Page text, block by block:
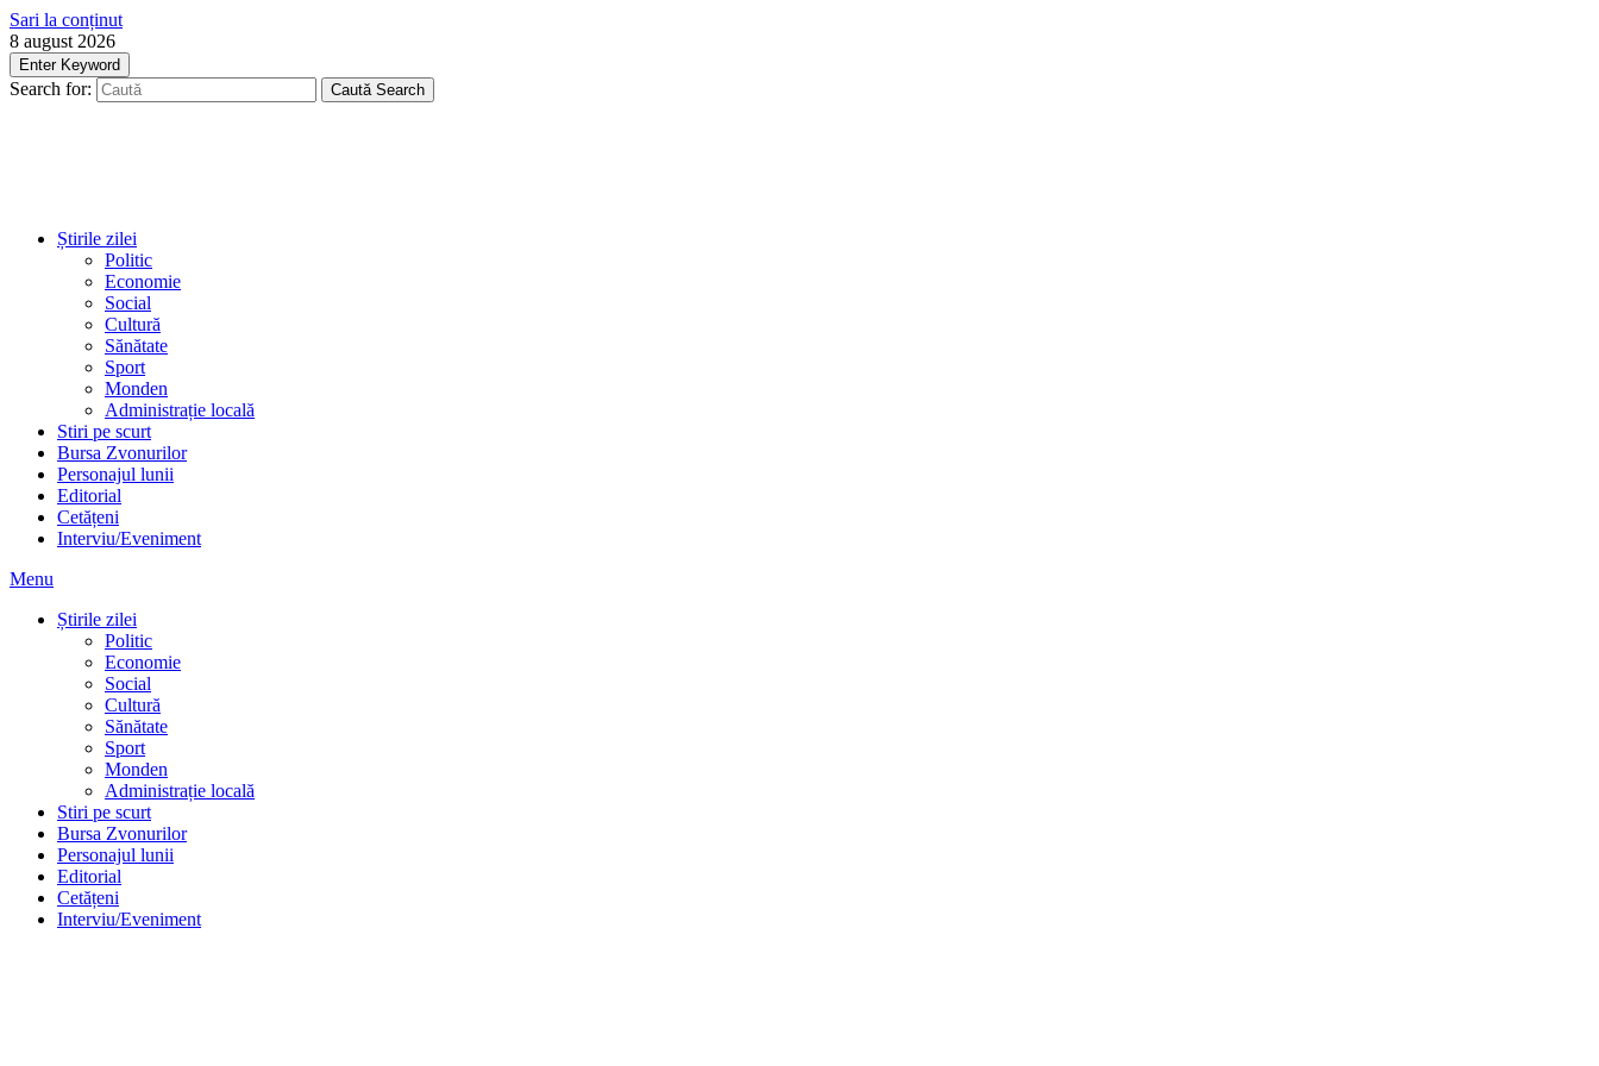
Sari la conținut
8 august 2026
Enter Keyword
Search for: Caută Search
Știrile zilei
Politic
Economie
Social
Cultură
Sănătate
Sport
Monden
Administrație locală
Stiri pe scurt
Bursa Zvonurilor
Personajul lunii
Editorial
Cetățeni
Interviu/Eveniment
Menu
Știrile zilei
Politic
Economie
Social
Cultură
Sănătate
Sport
Monden
Administrație locală
Stiri pe scurt
Bursa Zvonurilor
Personajul lunii
Editorial
Cetățeni
Interviu/Eveniment